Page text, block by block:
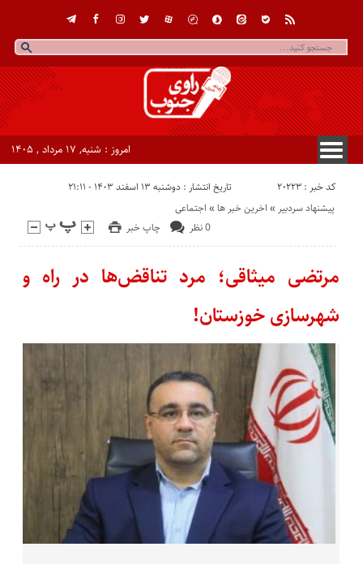
امروز : شنبه, ۱۷ مرداد , ۱۴۰۵
کد خبر : 20223 تاریخ انتشار : دوشنبه ۱۳ اسفند ۱۴۰۳ - ۲۱:۱۱
چاپ خبر 0 نظر
اجتماعی « اخرین خبر ها « پیشنهاد سردبیر
مرتضی میثاقی؛ مرد تناقض‌ها در راه و
شهرسازی خوزستان!